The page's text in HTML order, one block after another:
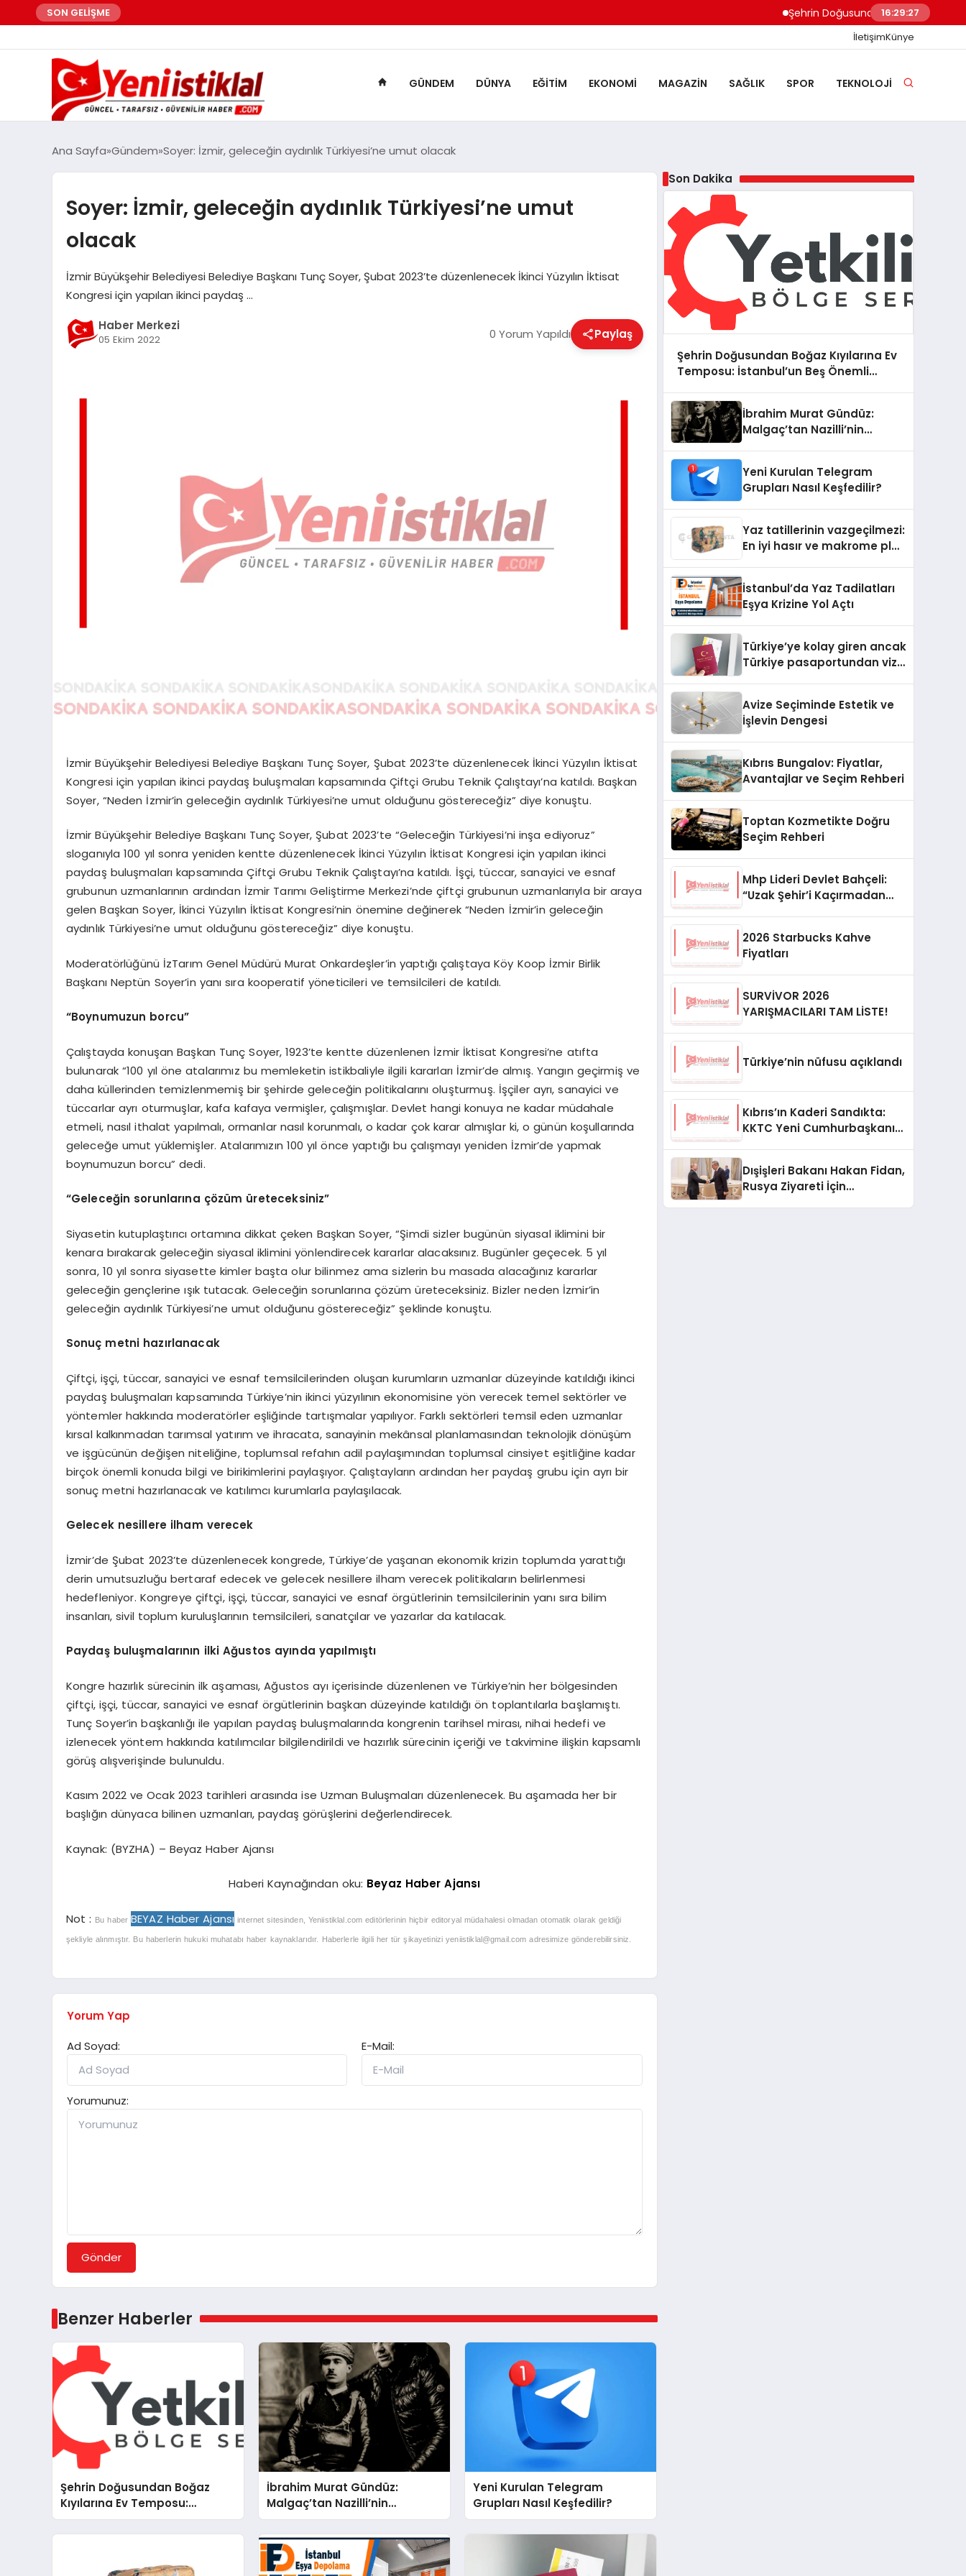
SON GELİŞME Şehrin Doğusundan Boğaz Kıyılarına
16:29:28
İletişimKünye
GÜNDEM DÜNYA EĞITIM EKONOMI MAGAZIN SAĞLIK SPOR TEKNOLOJI
Ana Sayfa Gündem Soyer: İzmir, geleceğin aydınlık Türkiyesi’ne umut olacak
Soyer: İzmir, geleceğin aydınlık Türkiyesi’ne umut
olacak
İzmir Büyükşehir Belediyesi Belediye Başkanı Tunç Soyer, Şubat 2023’te düzenlenecek İkinci Yüzyılın İktisat
Kongresi için yapılan ikinci paydaş …
Haber Merkezi
05 Ekim 2022 0 Yorum Yapıldı Paylaş
İzmir Büyükşehir Belediyesi Belediye Başkanı Tunç Soyer, Şubat 2023’te düzenlenecek İkinci Yüzyılın İktisat
Kongresi için yapılan ikinci paydaş buluşmaları kapsamında Çiftçi Grubu Teknik Çalıştayı’na katıldı. Başkan
Soyer, “Neden İzmir’in geleceğin aydınlık Türkiyesi’ne umut olduğunu göstereceğiz” diye konuştu.
İzmir Büyükşehir Belediye Başkanı Tunç Soyer, Şubat 2023’te “Geleceğin Türkiyesi’ni inşa ediyoruz”
sloganıyla 100 yıl sonra yeniden kentte düzenlenecek İkinci Yüzyılın İktisat Kongresi için yapılan ikinci
paydaş buluşmaları kapsamında Çiftçi Grubu Teknik Çalıştayı’na katıldı. İşçi, tüccar, sanayici ve esnaf
grubunun uzmanlarının ardından İzmir Tarımı Geliştirme Merkezi’nde çiftçi grubunun uzmanlarıyla bir araya
gelen Başkan Soyer, İkinci Yüzyılın İktisat Kongresi’nin önemine değinerek “Neden İzmir’in geleceğin
aydınlık Türkiyesi’ne umut olduğunu göstereceğiz” diye konuştu.
Moderatörlüğünü İzTarım Genel Müdürü Murat Onkardeşler’in yaptığı çalıştaya Köy Koop İzmir Birlik
Başkanı Neptün Soyer’in yanı sıra kooperatif yöneticileri ve temsilcileri de katıldı.
“Boynumuzun borcu”
Çalıştayda konuşan Başkan Tunç Soyer, 1923’te kentte düzenlenen İzmir İktisat Kongresi’ne atıfta
bulunarak “100 yıl öne atalarımız bu memleketin istikbaliyle ilgili kararları İzmir’de almış. Yangın geçirmiş ve
daha küllerinden temizlenmemiş bir şehirde geleceğin politikalarını oluşturmuş. İşçiler ayrı, sanayici ve
tüccarlar ayrı oturmuşlar, kafa kafaya vermişler, çalışmışlar. Devlet hangi konuya ne kadar müdahale
etmeli, nasıl ithalat yapılmalı, ormanlar nasıl korunmalı, o kadar çok karar almışlar ki, o günün koşullarında
geleceğe umut yüklemişler. Atalarımızın 100 yıl önce yaptığı bu çalışmayı yeniden İzmir’de yapmak
boynumuzun borcu” dedi.
“Geleceğin sorunlarına çözüm üreteceksiniz”
Siyasetin kutuplaştırıcı ortamına dikkat çeken Başkan Soyer, “Şimdi sizler bugünün siyasal iklimini bir
kenara bırakarak geleceğin siyasal iklimini yönlendirecek kararlar alacaksınız. Bugünler geçecek. 5 yıl
sonra, 10 yıl sonra siyasette kimler başta olur bilinmez ama sizlerin bu masada alacağınız kararlar
geleceğin gençlerine ışık tutacak. Geleceğin sorunlarına çözüm üreteceksiniz. Bizler neden İzmir’in
geleceğin aydınlık Türkiyesi’ne umut olduğunu göstereceğiz” şeklinde konuştu.
Sonuç metni hazırlanacak
Çiftçi, işçi, tüccar, sanayici ve esnaf temsilcilerinden oluşan kurumların uzmanlar düzeyinde katıldığı ikinci
paydaş buluşmaları kapsamında Türkiye’nin ikinci yüzyılının ekonomisine yön verecek temel sektörler ve
yöntemler hakkında moderatörler eşliğinde tartışmalar yapılıyor. Farklı sektörleri temsil eden uzmanlar
kırsal kalkınmadan tarımsal yatırım ve ihracata, sanayinin mekânsal planlamasından teknolojik dönüşüm
ve işgücünün değişen niteliğine, toplumsal refahın adil paylaşımından toplumsal cinsiyet eşitliğine kadar
birçok önemli konuda bilgi ve birikimlerini paylaşıyor. Çalıştayların ardından her paydaş grubu için ayrı bir
sonuç metni hazırlanacak ve katılımcı kurumlarla paylaşılacak.
Gelecek nesillere ilham verecek
İzmir’de Şubat 2023’te düzenlenecek kongrede, Türkiye’de yaşanan ekonomik krizin toplumda yarattığı
derin umutsuzluğu bertaraf edecek ve gelecek nesillere ilham verecek politikaların belirlenmesi
hedefleniyor. Kongreye çiftçi, işçi, tüccar, sanayici ve esnaf örgütlerinin temsilcilerinin yanı sıra bilim
insanları, sivil toplum kuruluşlarının temsilcileri, sanatçılar ve yazarlar da katılacak.
Paydaş buluşmalarının ilki Ağustos ayında yapılmıştı
Kongre hazırlık sürecinin ilk aşaması, Ağustos ayı içerisinde düzenlenen ve Türkiye’nin her bölgesinden
çiftçi, işçi, tüccar, sanayici ve esnaf örgütlerinin başkan düzeyinde katıldığı ön toplantılarla başlamıştı.
Tunç Soyer’in başkanlığı ile yapılan paydaş buluşmalarında kongrenin tarihsel mirası, nihai hedefi ve
izlenecek yöntem hakkında katılımcılar bilgilendirildi ve hazırlık sürecinin içeriği ve takvimine ilişkin kapsamlı
görüş alışverişinde bulunuldu.
Kasım 2022 ve Ocak 2023 tarihleri arasında ise Uzman Buluşmaları düzenlenecek. Bu aşamada her bir
başlığın dünyaca bilinen uzmanları, paydaş görüşlerini değerlendirecek.
Kaynak: (BYZHA) – Beyaz Haber Ajansı
Haberi Kaynağından oku: Beyaz Haber Ajansı
Not : Bu haber BEYAZ Haber Ajansı internet sitesinden, Yeniistiklal.com editörlerinin hiçbir editoryal müdahalesi olmadan otomatik olarak geldiği
şekliyle alınmıştır. Bu haberlerin hukuki muhatabı haber kaynaklarıdır. Haberlerle ilgili her tür şikayetiniziyeniistiklal@gmail.com adresimize gönderebilirsiniz.
Yorum Yap
Ad Soyad:
E-Mail:
Yorumunuz:
Gönder
Benzer Haberler
Şehrin Doğusundan Boğaz
Kıyılarına Ev Temposu:
İstanbul’un Beş Önemli
Semtinde Teknik Servis
İbrahim Murat Gündüz:
Malgaç’tan Nazilli’nin
Kurtuluşuna Ese Efe’nin İzinde
Bir Ülkücü Duruş
Yeni Kurulan Telegram
Grupları Nasıl Keşfedilir?
Son Dakika
Şehrin Doğusundan Boğaz Kıyılarına Ev
Temposu: İstanbul’un Beş Önemli
İbrahim Murat Gündüz:
Malgaç’tan Nazilli’nin
Yeni Kurulan Telegram
Grupları Nasıl Keşfedilir?
Yaz tatillerinin vazgeçilmezi:
En iyi hasır ve makrome plaj
İstanbul’da Yaz Tadilatları
Eşya Krizine Yol Açtı
Türkiye’ye kolay giren ancak
Türkiye pasaportundan vize
Avize Seçiminde Estetik ve
İşlevin Dengesi
Kıbrıs Bungalov: Fiyatlar,
Avantajlar ve Seçim Rehberi
Toptan Kozmetikte Doğru
Seçim Rehberi
Mhp Lideri Devlet Bahçeli:
“Uzak Şehir’i Kaçırmadan
2026 Starbucks Kahve
Fiyatları
SURVİVOR 2026
YARIŞMACILARI TAM LİSTE!
Türkiye’nin nüfusu açıklandı
Kıbrıs’ın Kaderi Sandıkta:
KKTC Yeni Cumhurbaşkanını
Dışişleri Bakanı Hakan Fidan,
Rusya Ziyareti İçin